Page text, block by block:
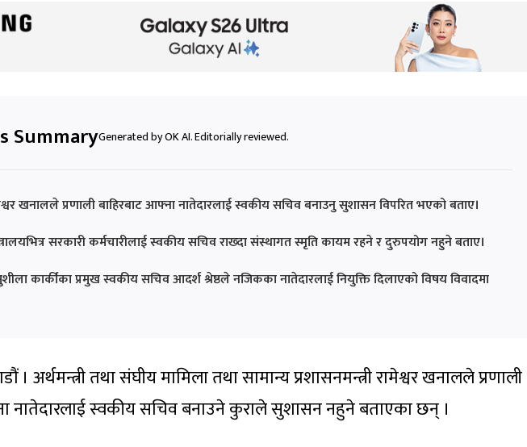
SummaryGenerated by OK AI. Editorially reviewed.
खनालले प्रणाली बाहिरबाट आफ्ना नातेदारलाई स्वकीय सचिव बनाउनु सुशासन विपरित भएको बताए।
सरकारी कर्मचारीलाई स्वकीय सचिव राख्दा संस्थागत स्मृति कायम रहने र दुरुपयोग नहुने बताए।
सुशीला कार्कीका प्रमुख स्वकीय सचिव आदर्श श्रेष्ठले नजिकका नातेदारलाई नियुक्ति दिलाएको विषय विवादमा
। अर्थमन्त्री तथा संघीय मामिला तथा सामान्य प्रशासनमन्त्री रामेश्वर खनालले प्रणाली
नातेदारलाई स्वकीय सचिव बनाउने कुराले सुशासन नहुने बताएका छन् ।